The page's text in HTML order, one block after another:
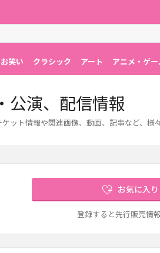
笑い クラシック アート アニメ・ゲ
公演、配信情報
ット情報や関連画像、動画、記事など、様
お気に入
登録すると先行販売情